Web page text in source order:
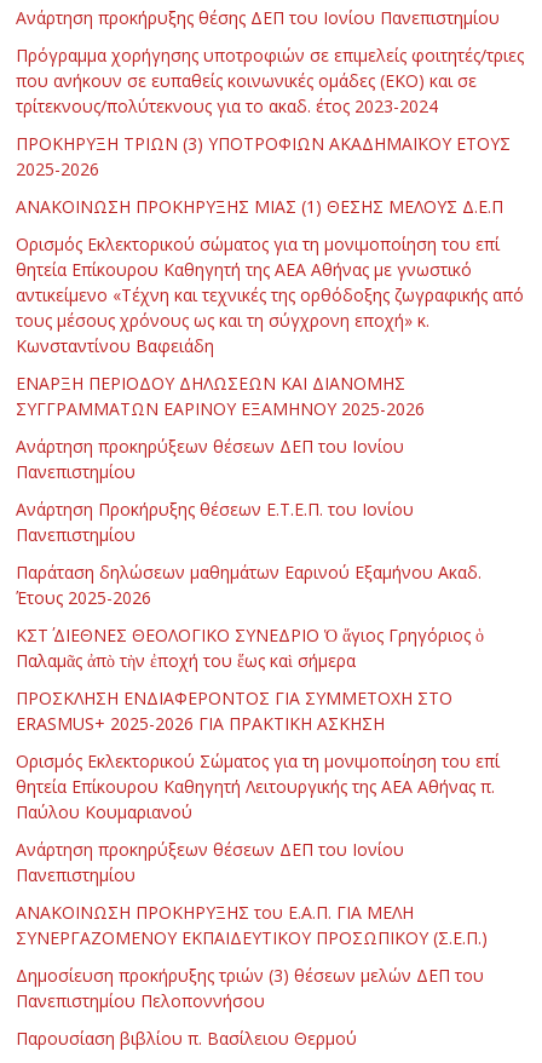
Ανάρτηση προκήρυξης θέσης ΔΕΠ του Ιονίου Πανεπιστημίου
Πρόγραμμα χορήγησης υποτροφιών σε επιμελείς φοιτητές/τριες
που ανήκουν σε ευπαθείς κοινωνικές ομάδες (ΕΚΟ) και σε
τρίτεκνους/πολύτεκνους για το ακαδ. έτος 2023-2024
ΠΡΟΚΗΡΥΞΗ ΤΡΙΩΝ (3) ΥΠΟΤΡΟΦΙΩΝ ΑΚΑΔΗΜΑΪΚΟΥ ΕΤΟΥΣ
2025-2026
ΑΝΑΚΟΙΝΩΣΗ ΠΡΟΚΗΡΥΞΗΣ ΜΙΑΣ (1) ΘΕΣΗΣ ΜΕΛΟΥΣ Δ.Ε.Π
Ορισμός Εκλεκτορικού σώματος για τη μονιμοποίηση του επί
θητεία Επίκουρου Καθηγητή της ΑΕΑ Αθήνας με γνωστικό
αντικείμενο «Τέχνη και τεχνικές της ορθόδοξης ζωγραφικής από
τους μέσους χρόνους ως και τη σύγχρονη εποχή» κ.
Κωνσταντίνου Βαφειάδη
ΕΝΑΡΞΗ ΠΕΡΙΟΔΟΥ ΔΗΛΩΣΕΩΝ ΚΑΙ ΔΙΑΝΟΜΗΣ
ΣΥΓΓΡΑΜΜΑΤΩΝ ΕΑΡΙΝΟΥ ΕΞΑΜΗΝΟΥ 2025-2026
Ανάρτηση προκηρύξεων θέσεων ΔΕΠ του Ιονίου
Πανεπιστημίου
Ανάρτηση Προκήρυξης θέσεων Ε.Τ.Ε.Π. του Ιονίου
Πανεπιστημίου
Παράταση δηλώσεων μαθημάτων Εαρινού Εξαμήνου Ακαδ.
Έτους 2025-2026
ΚΣΤ΄ ΔΙΕΘΝΕΣ ΘΕΟΛΟΓΙΚΟ ΣΥΝΕΔΡΙΟ Ὁ ἅγιος Γρηγόριος ὁ
Παλαμᾶς ἀπὸ τὴν ἐποχή του ἕως καὶ σήμερα
ΠΡΟΣΚΛΗΣΗ ΕΝΔΙΑΦΕΡΟΝΤΟΣ ΓΙΑ ΣΥΜΜΕΤΟΧΗ ΣΤΟ
ERASMUS+ 2025-2026 ΓΙΑ ΠΡΑΚΤΙΚΗ ΑΣΚΗΣΗ
Ορισμός Εκλεκτορικού Σώματος για τη μονιμοποίηση του επί
θητεία Επίκουρου Καθηγητή Λειτουργικής της ΑΕΑ Αθήνας π.
Παύλου Κουμαριανού
Ανάρτηση προκηρύξεων θέσεων ΔΕΠ του Ιονίου
Πανεπιστημίου
ΑΝΑΚΟΙΝΩΣΗ ΠΡΟΚΗΡΥΞΗΣ του Ε.Α.Π. ΓΙΑ ΜΕΛΗ
ΣΥΝΕΡΓΑΖΟΜΕΝΟΥ ΕΚΠΑΙΔΕΥΤΙΚΟΥ ΠΡΟΣΩΠΙΚΟΥ (Σ.Ε.Π.)
Δημοσίευση προκήρυξης τριών (3) θέσεων μελών ΔΕΠ του
Πανεπιστημίου Πελοποννήσου
Παρουσίαση βιβλίου π. Βασίλειου Θερμού